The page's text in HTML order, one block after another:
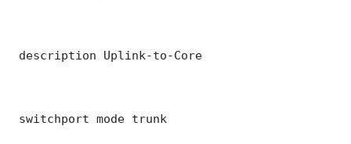
description Uplink-to-Core
switchport mode trunk